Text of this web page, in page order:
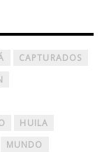
CAPTURADOS
HUILA
MUNDO